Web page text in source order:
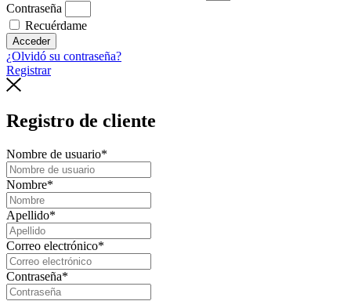
Contraseña
Recuérdame
Acceder
¿Olvidó su contraseña?
Registrar
Registro de cliente
Nombre de usuario*
Nombre*
Apellido*
Correo electrónico*
Contraseña*